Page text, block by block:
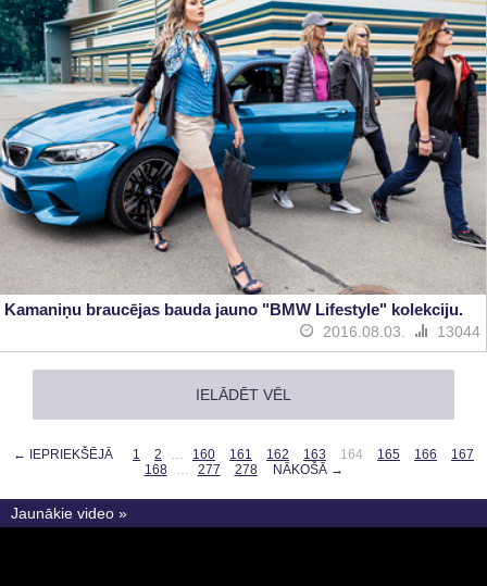
Kamaniņu braucējas bauda jauno "BMW Lifestyle" kolekciju.
2016.08.03. 13044
IELĀDĒT VĒL
← IEPRIEKŠĒJĀ 1 2 … 160 161 162 163 164 165 166
167
168
… 277 278 NĀKOŠĀ →
Jaunākie video »